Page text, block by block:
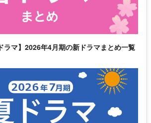
ラマ】2026年4月期の新ドラマまとめ一覧